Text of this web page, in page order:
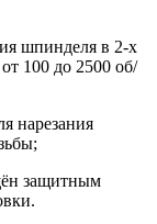
шпинделя в 2-х
100 до 2500 об/
нарезания
защитным